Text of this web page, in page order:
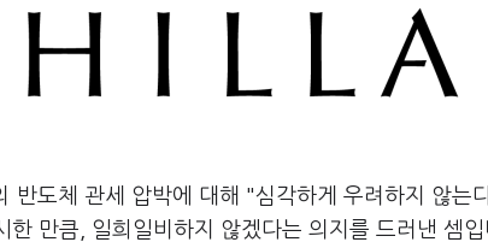
도체 관세 압박에 대해 "심각하게 우려하지 않는
만큼, 일희일비하지 않겠다는 의지를 드러낸 셈입